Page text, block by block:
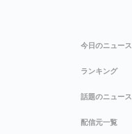
今日のニュース
ランキング
話題のニュース
配信元一覧